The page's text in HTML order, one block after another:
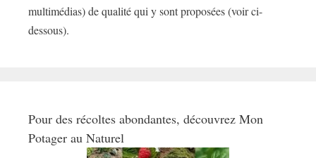
multimédias) de qualité qui y sont proposées (voir ci-
dessous).
Pour des récoltes abondantes, découvrez Mon
Potager au Naturel